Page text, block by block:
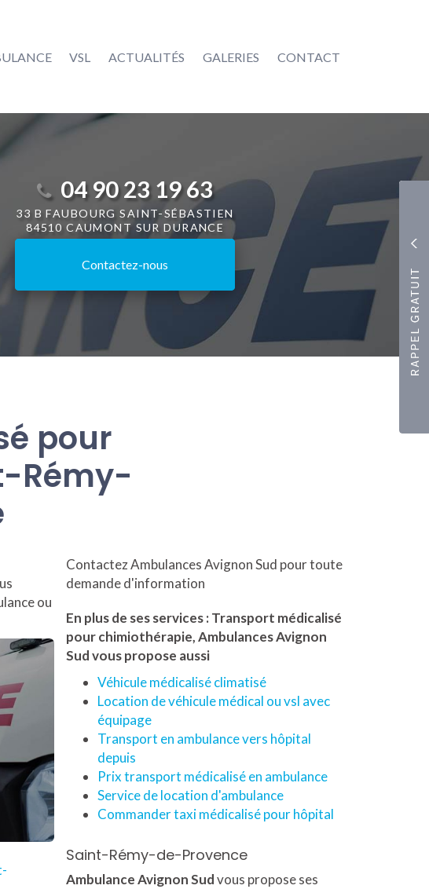
VSL ACTUALITÉS GALERIES CONTACT
04 90 23 19 63
33 B FAUBOURG SAINT-SÉBASTIEN
84510 CAUMONT SUR DURANCE
Contactez-nous
pour
Rémy-
ou
Contactez Ambulances Avignon Sud pour toute
demande d'information
En plus de ses services : Transport médicalisé
pour chimiothérapie, Ambulances Avignon
Sud vous propose aussi
Véhicule médicalisé climatisé
Location de véhicule médical ou vsl avec
équipage
Transport en ambulance vers hôpital
depuis
Prix transport médicalisé en ambulance
Service de location d'ambulance
Commander taxi médicalisé pour hôpital
Saint-Rémy-de-Provence
Ambulance Avignon Sudvous propose ses